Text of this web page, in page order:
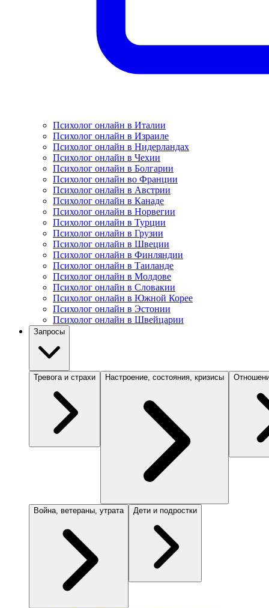
Психолог онлайн в Италии
Психолог онлайн в Израиле
Психолог онлайн в Нидерландах
Психолог онлайн в Чехии
Психолог онлайн в Болгарии
Психолог онлайн во Франции
Психолог онлайн в Австрии
Психолог онлайн в Канаде
Психолог онлайн в Норвегии
Психолог онлайн в Турции
Психолог онлайн в Грузии
Психолог онлайн в Швеции
Психолог онлайн в Финляндии
Психолог онлайн в Таиланде
Психолог онлайн в Молдове
Психолог онлайн в Словакии
Психолог онлайн в Южной Корее
Психолог онлайн в Эстонии
Психолог онлайн в Швейцарии
Запросы
Тревога и страхи Настроение, состояния, кризисы
Война, ветераны, утрата Дети и подростки